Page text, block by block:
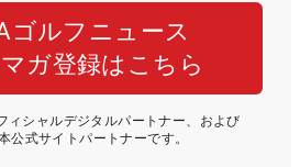
ゴルフニュース
ガ登録はこちら
ィシャルデジタルパートナー、および
公式サイトパートナーです。